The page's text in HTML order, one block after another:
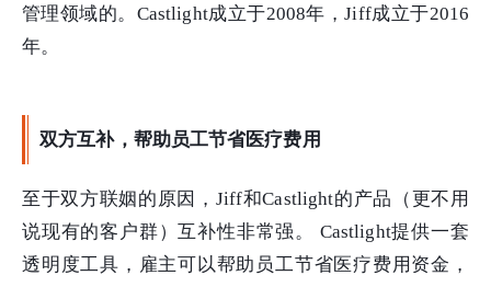
管理领域的。Castlight成立于2008年，Jiff成立于2016
年。
双方互补，帮助员工节省医疗费用
至于双方联姻的原因，Jiff和Castlight的产品（更不用
说现有的客户群）互补性非常强。 Castlight提供一套
透明度工具，雇主可以帮助员工节省医疗费用资金，